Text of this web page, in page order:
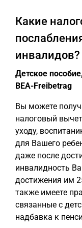
Какие
инвалидов?
Детское
BEA-Freibetrag
Вы можете
налоговый
уходу,
для Вашего
даже после
инвалидность
достижения им
также имеете
связанные с
надбавка к